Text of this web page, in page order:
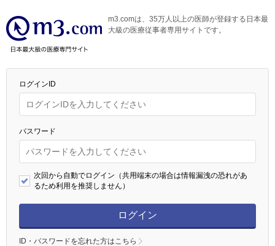
m3.comは、35万人以上の医師が登録する日本最
大級の医療従事者専用サイトです。
ログインID
パスワード
次回から自動でログイン（共用端末の場合は情報漏洩の恐れがあ
るため利用を推奨しません）
ログイン
ID・パスワードを忘れた方はこちら